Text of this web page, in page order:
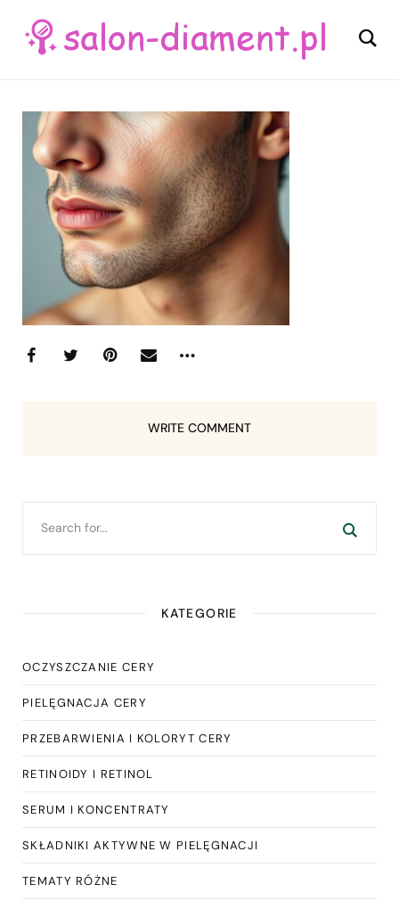
WRITE COMMENT
KATEGORIE
OCZYSZCZANIE CERY
PIELĘGNACJA CERY
PRZEBARWIENIA I KOLORYT CERY
RETINOIDY I RETINOL
SERUM I KONCENTRATY
SKŁADNIKI AKTYWNE W PIELĘGNACJI
TEMATY RÓŻNE